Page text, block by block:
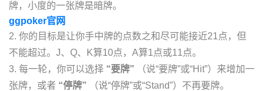
牌，小度的一张牌是暗牌。
ggpoker官网
2. 你的目标是让你手中牌的点数之和尽可能接近21点，但
不能超过。J、Q、K算10点，A算1点或11点。
3. 每一轮，你可以选择 “要牌” （说“要牌”或“Hit”）来增加一
张牌，或者 “停牌” （说“停牌”或“Stand”）不再要牌。